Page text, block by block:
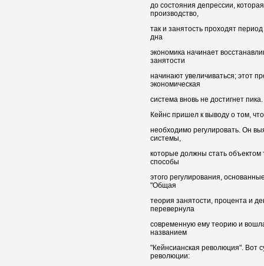
до состояния депрессии,
производство,
так и занятость проходят
дна
экономика начинает
занятости
начинают увеличиваться; этот
экономическая
система вновь не достигнет пика.
Кейнс пришел к выводу о том,
необходимо регулировать. Он
системы,
которые должны стать объектом
способы
этого регулирования,
"Общая
теория занятости, процента и
перевернула
современную ему теорию и
названием
"Кейнсианская революция". Вот
революции: